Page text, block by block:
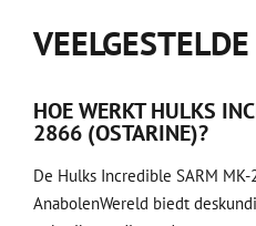
HOE WERKT HULKS
2866 (OSTARINE)?
De Hulks Incredible SARM
AnabolenWereld biedt